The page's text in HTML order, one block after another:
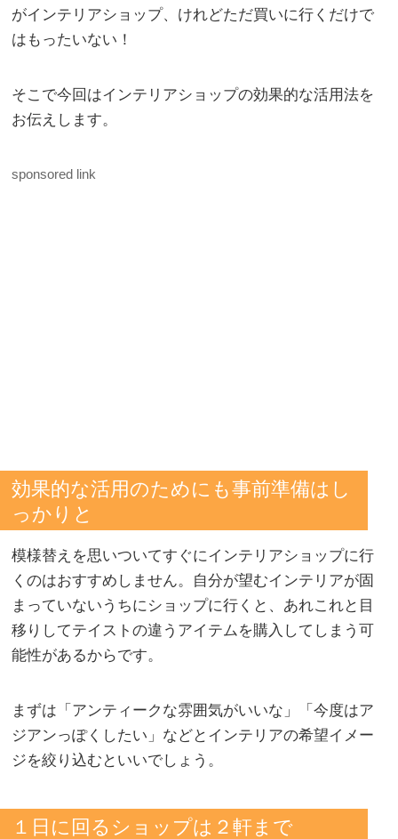
がインテリアショップ、けれどただ買いに行くだけで
はもったいない！
そこで今回はインテリアショップの効果的な活用法を
お伝えします。
sponsored link
効果的な活用のためにも事前準備はし
っかりと
模様替えを思いついてすぐにインテリアショップに行
くのはおすすめしません。自分が望むインテリアが固
まっていないうちにショップに行くと、あれこれと目
移りしてテイストの違うアイテムを購入してしまう可
能性があるからです。
まずは「アンティークな雰囲気がいいな」「今度はア
ジアンっぽくしたい」などとインテリアの希望イメー
ジを絞り込むといいでしょう。
１日に回るショップは２軒まで